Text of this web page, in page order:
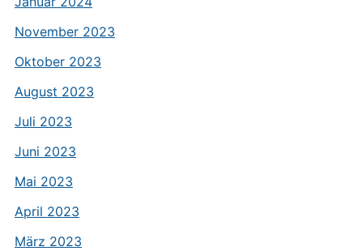
November 2023
Oktober 2023
August 2023
Juli 2023
Juni 2023
Mai 2023
April 2023
März 2023